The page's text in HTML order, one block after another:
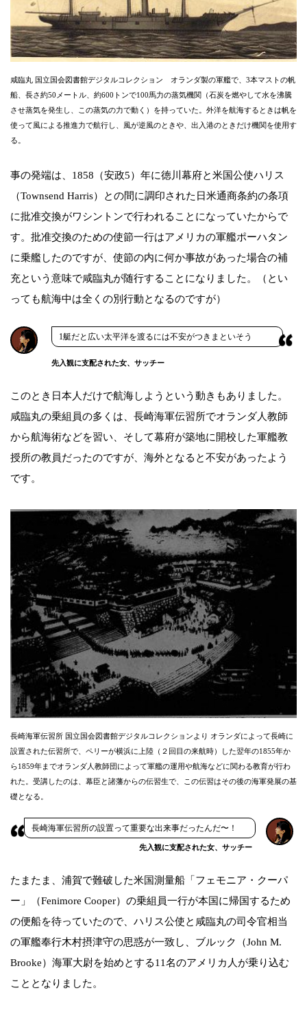
咸臨丸 国立国会図書館デジタルコレクション オランダ製の軍艦で、3本マストの帆
船、長さ約50メートル、約600トンで100馬力の蒸気機関（石炭を燃やして水を沸騰
させ蒸気を発生し、この蒸気の力で動く）を持っていた。外洋を航海するときは帆を
使って風による推進力で航行し、風が逆風のときや、出入港のときだけ機関を使用す
る。
事の発端は、1858（安政5）年に徳川幕府と米国公使ハリス
（Townsend Harris）との間に調印された日米通商条約の条項
に批准交換がワシントンで行われることになっていたからで
す。批准交換のための使節一行はアメリカの軍艦ポーハタン
に乗艦したのですが、使節の内に何か事故があった場合の補
充という意味で咸臨丸が随行することになりました。（とい
っても航海中は全くの別行動となるのですが）
1艇だと広い太平洋を渡るには不安がつきまといそう
先入観に支配された女、サッチー
このとき日本人だけで航海しようという動きもありました。
咸臨丸の乗組員の多くは、長崎海軍伝習所でオランダ人教師
から航海術などを習い、そして幕府が築地に開校した軍艦教
授所の教員だったのですが、海外となると不安があったよう
です。
長崎海軍伝習所 国立国会図書館デジタルコレクションより オランダによって長崎に
設置された伝習所で、ペリーが横浜に上陸（２回目の来航時）した翌年の1855年か
ら1859年までオランダ人教師団によって軍艦の運用や航海などに関わる教育が行わ
れた。受講したのは、幕臣と諸藩からの伝習生で、この伝習はその後の海軍発展の基
礎となる。
長崎海軍伝習所の設置って重要な出来事だったんだ〜！
先入観に支配された女、サッチー
たまたま、浦賀で難破した米国測量船「フェモニア・クーパ
ー」（Fenimore Cooper）の乗組員一行が本国に帰国するため
の便船を待っていたので、ハリス公使と咸臨丸の司令官相当
の軍艦奉行木村摂津守の思惑が一致し、ブルック（John M.
Brooke）海軍大尉を始めとする11名のアメリカ人が乗り込む
こととなりました。